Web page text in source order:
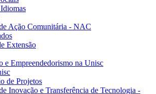
Ação Comunitária - NAC
Extensão
e Empreendedorismo na Unisc
de Projetos
Inovação e Transferência de Tecnologia -